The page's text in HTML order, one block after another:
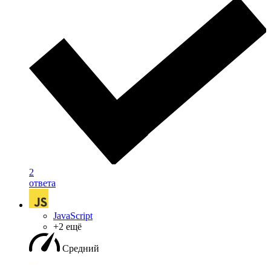
2
ответа
JavaScript
+2 ещё
Средний